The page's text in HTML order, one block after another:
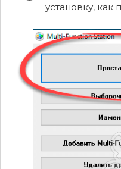
установку, как